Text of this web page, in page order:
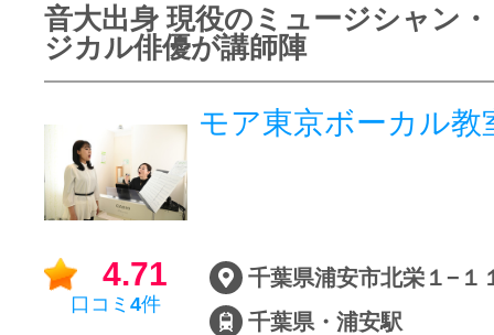
音大出身 現役のミュージシャン
ジカル俳優が講師陣
モア東京ボーカル教
4.71
口コミ 4件
千葉県・浦安駅